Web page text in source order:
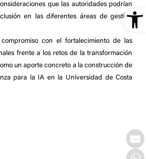
que las autoridades podrían
en las diferentes áreas de gestión
con el fortalecimiento de las
frente a los retos de la transformación
un aporte concreto a la construcción de
para la IA en la Universidad de Costa